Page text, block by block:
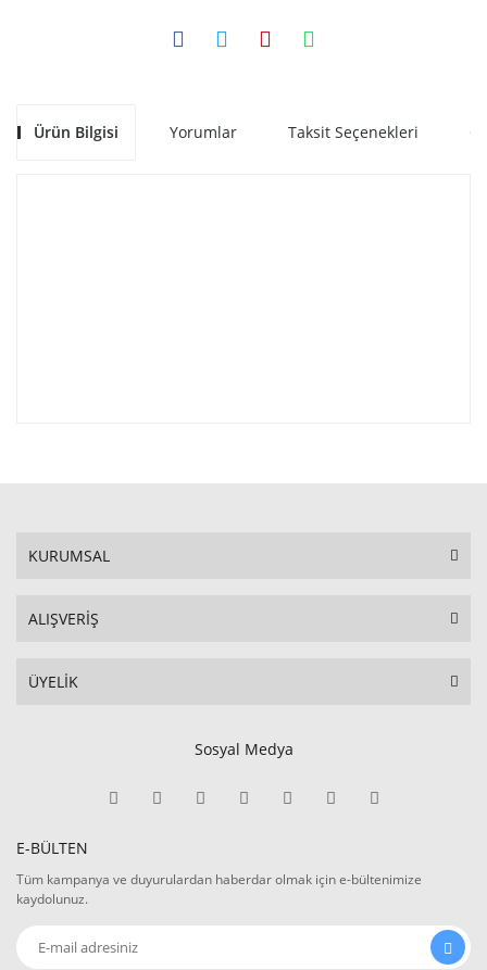
Ürün Bilgisi Yorumlar Taksit Seçenekleri
KURUMSAL
ALIŞVERİŞ
ÜYELİK
Sosyal Medya
E-BÜLTEN
Tüm kampanya ve duyurulardan haberdar olmak için e-bültenimize
kaydolunuz.